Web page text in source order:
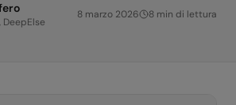
DeepElse
8 marzo 2026 8 min di lettura